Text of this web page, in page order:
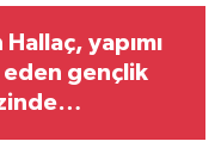
Hallaç, yapımı
eden gençlik